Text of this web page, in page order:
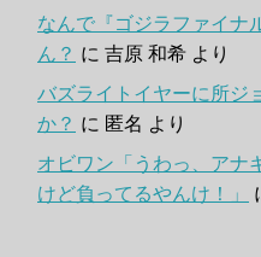
なんで『ゴジラファイナ
ん？ に 吉原 和希 より
バズライトイヤーに所ジ
か？ に 匿名 より
オビワン「うわっ、アナ
けど負ってるやんけ！」